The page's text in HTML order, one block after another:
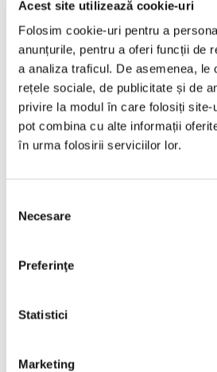
Acest site utilizează cookie-uri
Folosim cookie-uri pentru a
anunțurile, pentru a oferi funcții de
a analiza traficul. De asemenea, le
rețele sociale, de publicitate și de
privire la modul în care folosiți site-
pot combina cu alte informații
în urma folosirii serviciilor lor.
consimțământului
Necesare
Preferinţe
Statistici
Marketing
Ianuarie 2025
Decembrie 2024
Octombrie 2024
Septembrie 2024